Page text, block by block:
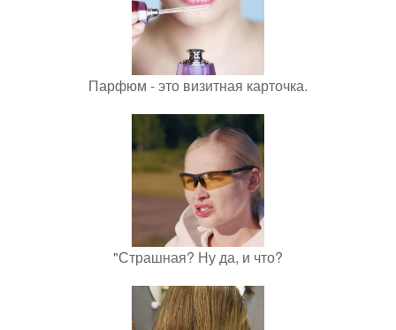
Парфюм - это визитная карточка.
"Страшная? Ну да, и что?